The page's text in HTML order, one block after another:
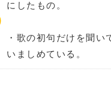
にしたもの。
・歌の初句だけを聞
いましめている。